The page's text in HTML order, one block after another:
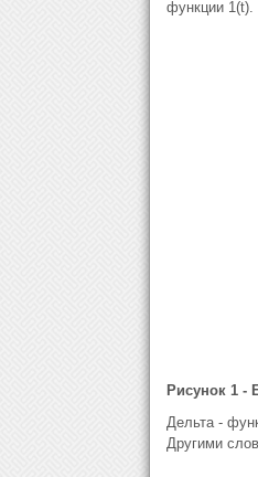
функции 1(t).
Рисунок 1 -
Дельта -
Другими